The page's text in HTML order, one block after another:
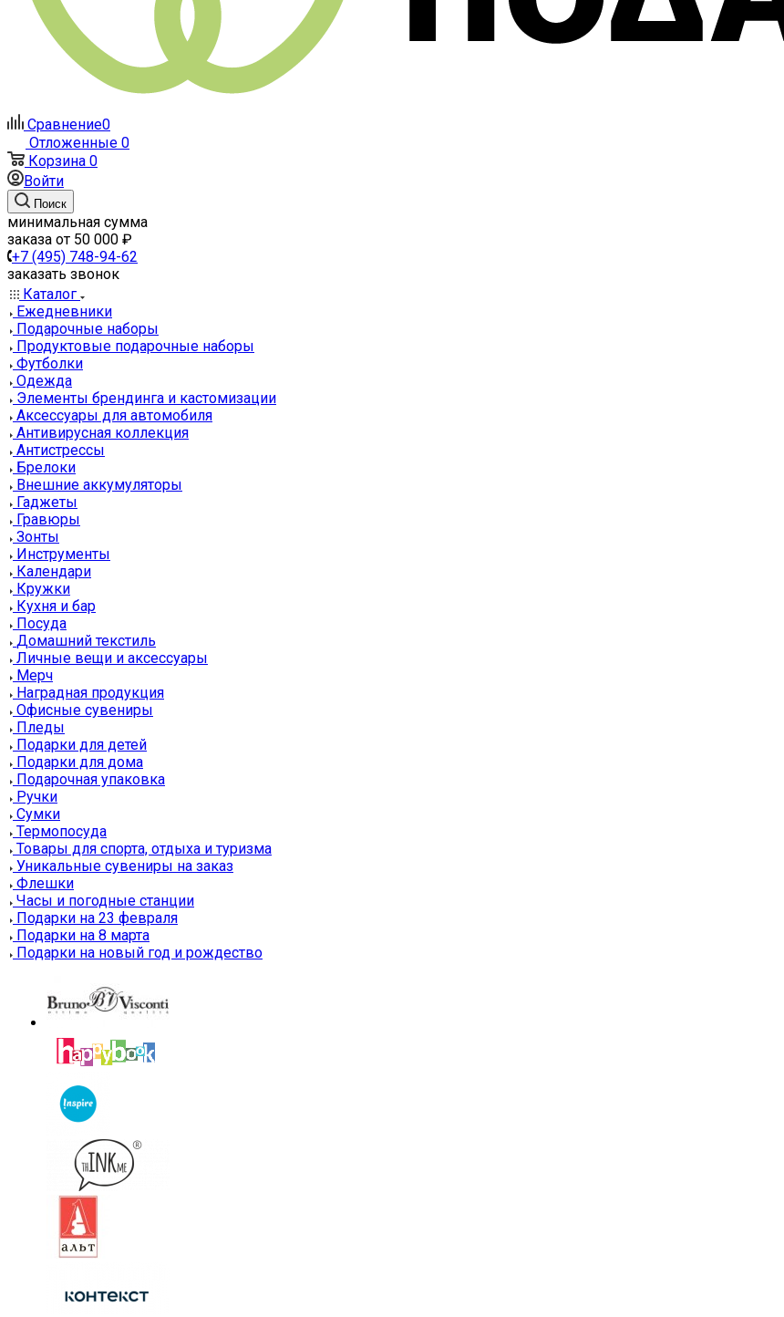
Сравнение0
Отложенные 0
Корзина 0
Войти
Поиск
минимальная сумма
заказа от 50 000 ₽
+7 (495) 748-94-62
заказать звонок
Каталог
Ежедневники
Подарочные наборы
Продуктовые подарочные наборы
Футболки
Одежда
Элементы брендинга и кастомизации
Аксессуары для автомобиля
Антивирусная коллекция
Антистрессы
Брелоки
Внешние аккумуляторы
Гаджеты
Гравюры
Зонты
Инструменты
Календари
Кружки
Кухня и бар
Посуда
Домашний текстиль
Личные вещи и аксессуары
Мерч
Наградная продукция
Офисные сувениры
Пледы
Подарки для детей
Подарки для дома
Подарочная упаковка
Ручки
Сумки
Термопосуда
Товары для спорта, отдыха и туризма
Уникальные сувениры на заказ
Флешки
Часы и погодные станции
Подарки на 23 февраля
Подарки на 8 марта
Подарки на новый год и рождество